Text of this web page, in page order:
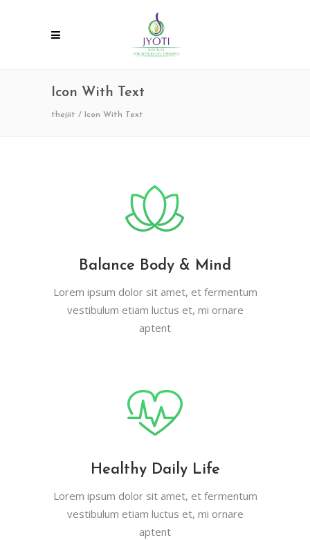
Icon With Text
thejiit / Icon With Text
Balance Body & Mind
Lorem ipsum dolor sit amet, et fermentum
vestibulum etiam luctus et, mi ornare
aptent
Healthy Daily Life
Lorem ipsum dolor sit amet, et fermentum
vestibulum etiam luctus et, mi ornare
aptent